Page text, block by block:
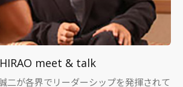
HIRAO meet & talk
二が各界でリーダーシップを発揮されて